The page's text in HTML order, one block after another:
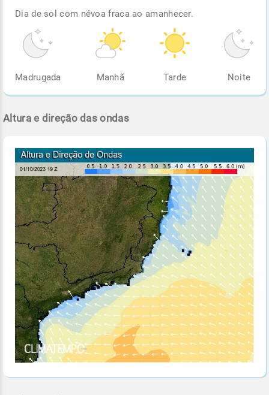
Dia de sol com névoa fraca ao amanhecer.
Madrugada Manhã Tarde Noite
Altura e direção das ondas